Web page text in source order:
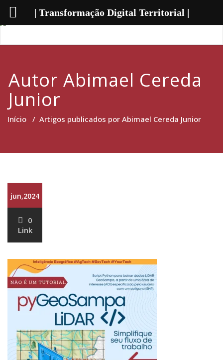
AutorAbimael Cereda
Junior
Início / Artigos publicados por Abimael Cereda Junior
jun,2024
0
Link
| Transformação Digital Territorial |